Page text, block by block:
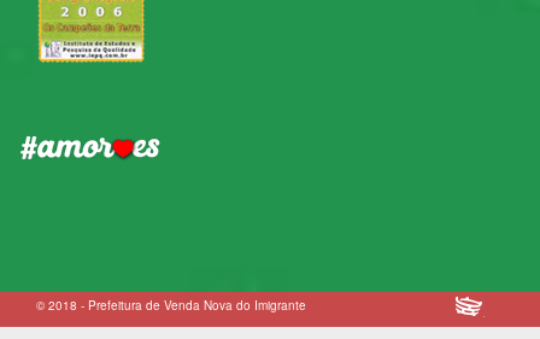
© 2018 - Prefeitura de Venda Nova do Imigrante